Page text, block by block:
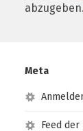
abzugeben.
Meta
Feed der